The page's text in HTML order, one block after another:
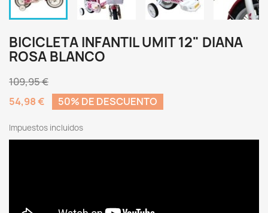
BICICLETA INFANTIL UMIT 12" DIANA
ROSA BLANCO
109,95 €
54,98 €
50% DE DESCUENTO
Impuestos incluidos